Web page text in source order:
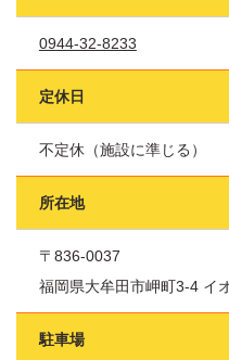
0944-32-8233
定休日
不定休（施設に準じる）
所在地
〒836-0037
福岡県大牟田市岬町3-4 イ
駐車場